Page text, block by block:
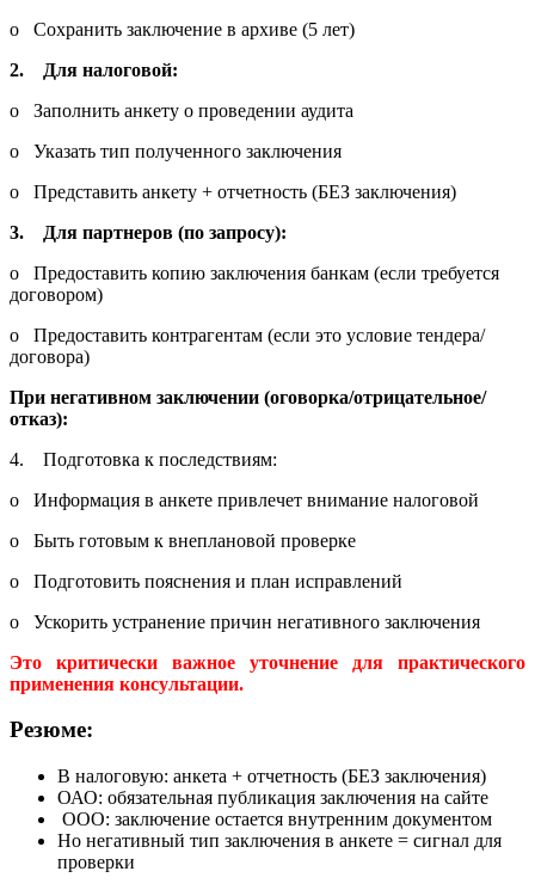
o Сохранить заключение в архиве (5 лет)
2. Для налоговой:
o Заполнить анкету о проведении аудита
o Указать тип полученного заключения
o Представить анкету + отчетность (БЕЗ заключения)
3. Для партнеров (по запросу):
o Предоставить копию заключения банкам (если требуется
договором)
o Предоставить контрагентам (если это условие тендера/
договора)
При негативном заключении (оговорка/отрицательное/
отказ):
4. Подготовка к последствиям:
o Информация в анкете привлечет внимание налоговой
o Быть готовым к внеплановой проверке
o Подготовить пояснения и план исправлений
o Ускорить устранение причин негативного заключения
Это критически важное уточнение для практического
применения консультации.
Резюме:
В налоговую: анкета + отчетность (БЕЗ заключения)
ОАО: обязательная публикация заключения на сайте
ООО: заключение остается внутренним документом
Но негативный тип заключения в анкете = сигнал для
проверки